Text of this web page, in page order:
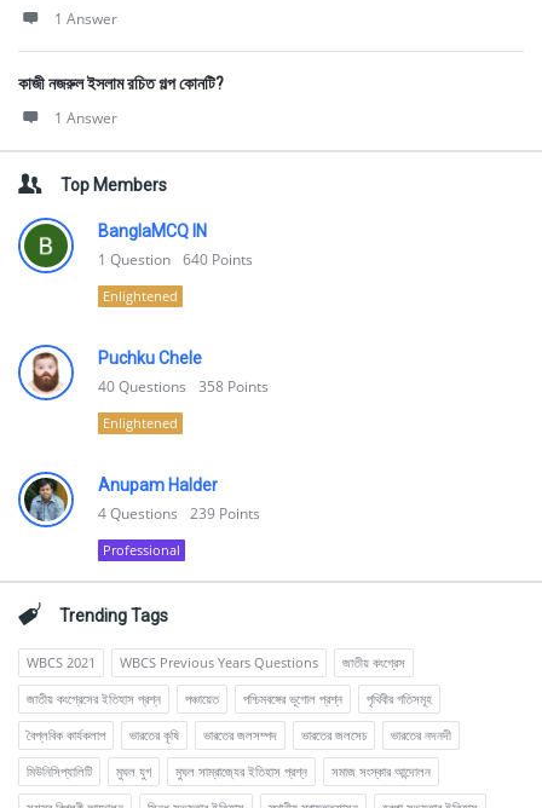
1 Answer
কাজী নজরুল ইসলাম রচিত গল্প কোনটি?
1 Answer
Top Members
BanglaMCQ IN
1 Question 640 Points
Enlightened
Puchku Chele
40Questions 358 Points
Enlightened
Anupam Halder
4Questions 239 Points
Professional
Trending Tags
WBCS 2021 WBCS Previous Years Questions
জাতীয় কংগ্রেস
জাতীয় কংগ্রেসের ইতিহাস প্রশ্ন
পঞ্চায়েত পশ্চিমবঙ্গের ভূগোল প্রশ্ন
পৃথিবীর গতিসমূহ
বৈপ্লবিক কার্যকলাপ
ভারতের কৃষি ভারতের জলসম্পদ ভারতের জলসেচ
ভারতের নদনদী
মিউনিসিপ্যালিটি
মুঘল যুগ মুঘল সাম্রাজ্যের ইতিহাস প্রশ্ন
সমাজ সংস্কার আন্দোলন